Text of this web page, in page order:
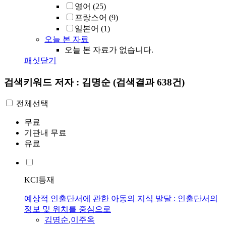
영어 (25)
프랑스어 (9)
일본어 (1)
오늘 본 자료
오늘 본 자료가 없습니다.
패싯닫기
검색키워드 저자 : 김명순 (검색결과 638건)
전체선택
무료
기관내 무료
유료
KCI등재
예상적 인출단서에 관한 아동의 지식 발달 : 인출단서의
정보 및 위치를 중심으로
김명순,이주옥